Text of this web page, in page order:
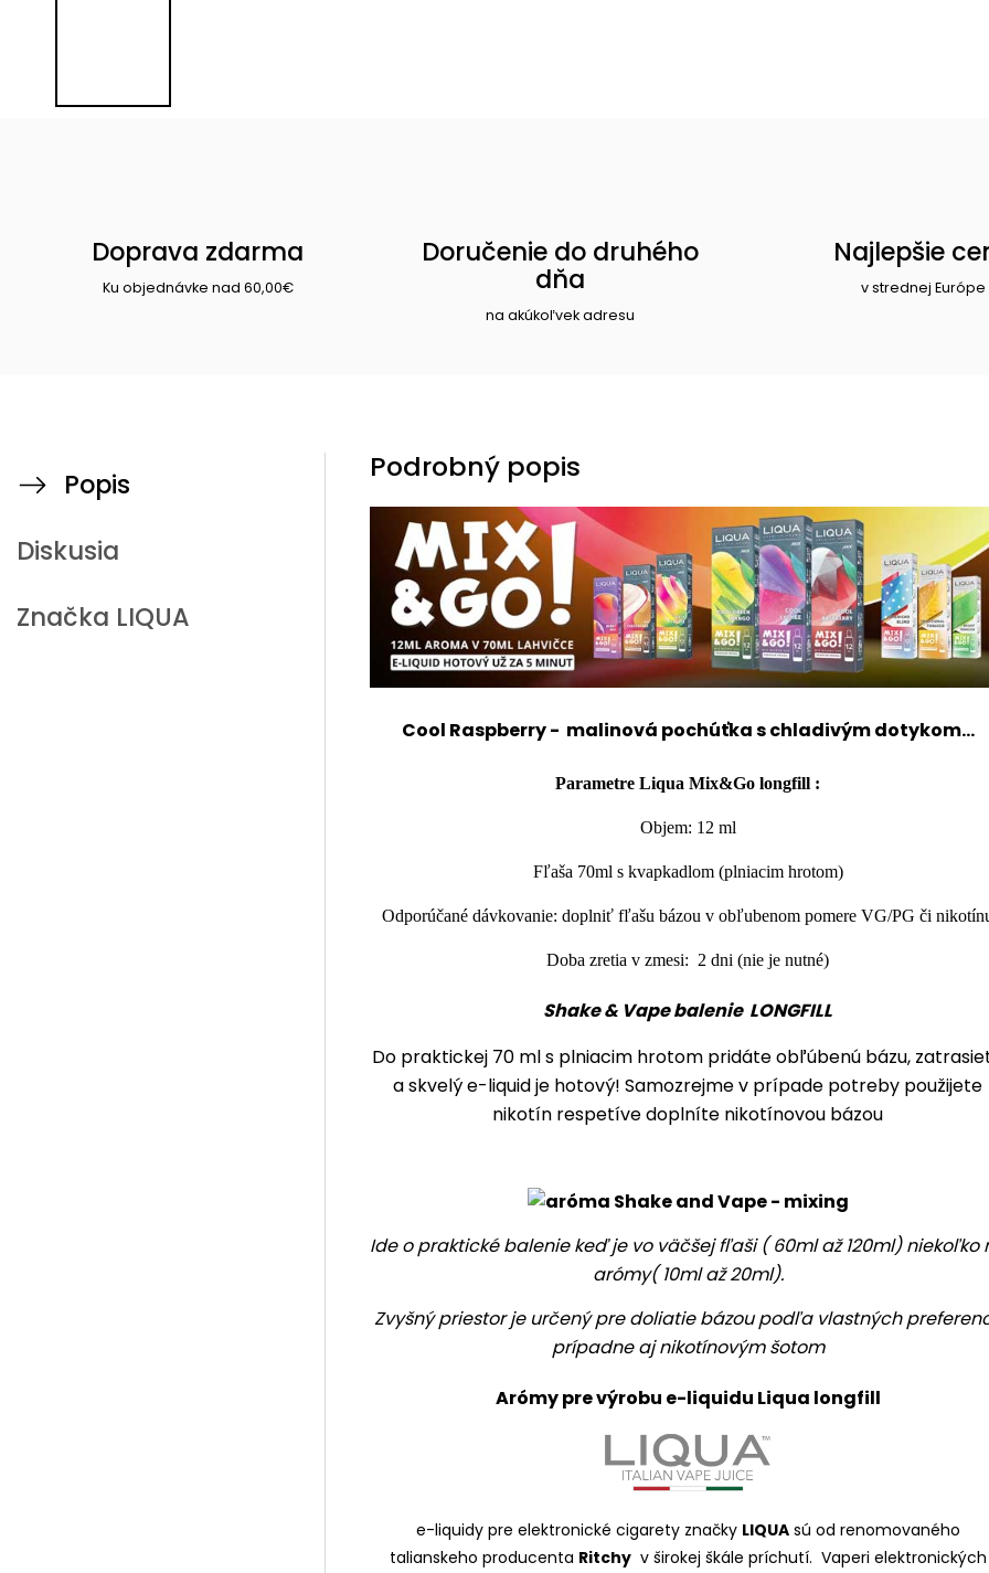
Doprava zdarma
Ku objednávke nad 60,00€
Doručenie do druhého
dňa
na akúkoľvek adresu
Najlepšie
v strednej Európe
Popis
Diskusia
Značka LIQUA
Podrobný popis
Cool Raspberry - malinová pochúťka s chladivým dotykom...
Parametre Liqua Mix&Golongfill :
Objem: 12 ml
Fľaša 70ml s kvapkadlom (plniacim hrotom)
Odporúčané dávkovanie: doplniť fľašu bázou v obľubenom pomere VG/PG či
Doba zretia v zmesi: 2 dni (nie je nutné)
Shake & Vape balenie LONGFILL
Do praktickej 70 ml s plniacim hrotom pridáteobľúbenú bázu,
a skvelýe-liquidje hotový! Samozrejme v prípade potreby použijete
nikotín respetíve doplníte nikotínovou bázou
Ide o praktické balenie keď je vo väčšej fľaši ( 60ml až 120ml) niekoľko
arómy( 10ml až 20ml).
Zvyšný priestor je určený pre doliatie bázou podľa vlastných
prípadne aj nikotínovým šotom
Arómy pre výrobu e-liquidu Liqua longfill
e-liquidy pre elektronické cigarety značky LIQUAsú od renomovaného
talianskeho producenta Ritchyv širokej škále príchutí. Vaperi elektronických